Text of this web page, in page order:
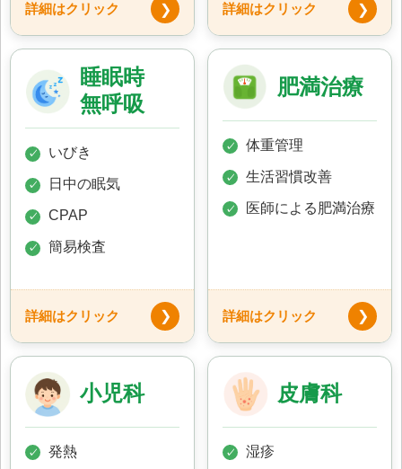
詳細はクリック ❯ 詳細はクリック ❯
睡眠時
無呼吸
✓ いびき
✓ 日中の眠気
✓ CPAP
✓ 簡易検査
詳細はクリック ❯
肥満治療
✓ 体重管理
✓ 生活習慣改善
✓ 医師による肥満治療
詳細はクリック ❯
小児科
✓ 発熱
皮膚科
✓ 湿疹